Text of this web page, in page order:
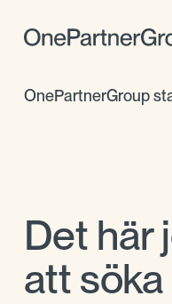
OnePartnerGroup
Det här
att söka